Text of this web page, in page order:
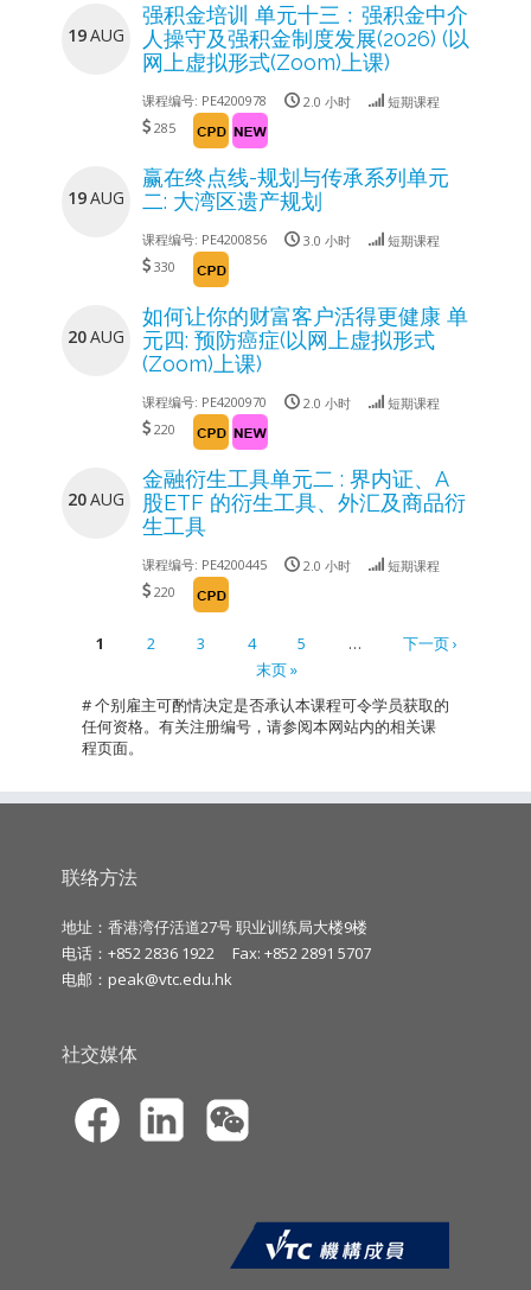
19AUG
强积金培训 单元十三﹕强积金中介
人操守及强积金制度发展(2026) (以
网上虚拟形式(Zoom)上课)
课程编号: PE4200978 2.0 小时
短期课程
285
19AUG
赢在终点线-规划与传承系列单元
二: 大湾区遗产规划
课程编号: PE4200856 3.0 小时
短期课程
330
20AUG
如何让你的财富客户活得更健康 单
元四: 预防癌症(以网上虚拟形式
(Zoom)上课)
课程编号: PE4200970 2.0 小时
短期课程
220
20AUG
金融衍生工具单元二 : 界内证、A
股ETF 的衍生工具、外汇及商品衍
生工具
课程编号: PE4200445 2.0 小时
短期课程
220
1 2 3 4 5 …
下一页 ›
末页 »
# 个别雇主可酌情决定是否承认本课程可令学员获取的
任何资格。有关注册编号，请参阅本网站内的相关课
程页面。
联络方法
地址：香港湾仔活道27号 职业训练局大楼9楼
电话：+852 2836 1922
Fax: +852 2891 5707
电邮： peak@vtc.edu.hk
社交媒体